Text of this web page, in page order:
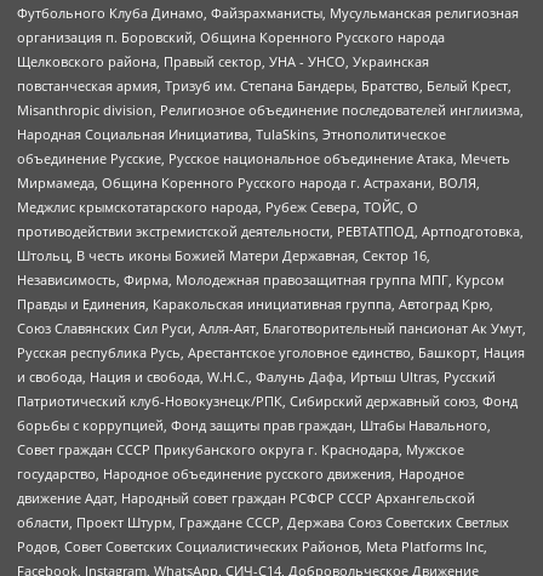
Футбольного Клуба Динамо, Файзрахманисты, Мусульманская религиозная
организация п. Боровский, Община Коренного Русского народа
Щелковского района, Правый сектор, УНА - УНСО, Украинская
повстанческая армия, Тризуб им. Степана Бандеры, Братство, Белый Крест,
Misanthropic division, Религиозное объединение последователей инглиизма,
Народная Социальная Инициатива, TulaSkins, Этнополитическое
объединение Русские, Русское национальное объединение Атака, Мечеть
Мирмамеда, Община Коренного Русского народа г. Астрахани, ВОЛЯ,
Меджлис крымскотатарского народа, Рубеж Севера, ТОЙС, О
противодействии экстремистской деятельности, РЕВТАТПОД, Артподготовка,
Штольц, В честь иконы Божией Матери Державная, Сектор 16,
Независимость, Фирма, Молодежная правозащитная группа МПГ, Курсом
Правды и Единения, Каракольская инициативная группа, Автоград Крю,
Союз Славянских Сил Руси, Алля-Аят, Благотворительный пансионат Ак Умут,
Русская республика Русь, Арестантское уголовное единство, Башкорт, Нация
и свобода, Нация и свобода, W.H.С., Фалунь Дафа, Иртыш Ultras, Русский
Патриотический клуб-Новокузнецк/РПК, Сибирский державный союз, Фонд
борьбы с коррупцией, Фонд защиты прав граждан, Штабы Навального,
Совет граждан СССР Прикубанского округа г. Краснодара, Мужское
государство, Народное объединение русского движения, Народное
движение Адат, Народный совет граждан РСФСР СССР Архангельской
области, Проект Штурм, Граждане СССР, Держава Союз Советских Светлых
Родов, Совет Советских Социалистических Районов, Meta Platforms Inc,
Facebook, Instagram, WhatsApp, СИЧ-С14, Добровольческое Движение